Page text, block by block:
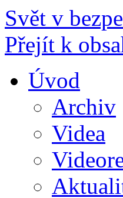
Svět v
Přejít k
Úvod
Archiv
Videa